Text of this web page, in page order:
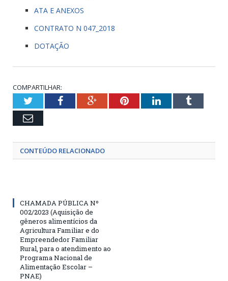
ATA E ANEXOS
CONTRATO N 047_2018
DOTAÇÃO
COMPARTILHAR:
TwitterFacebookGoogle+PinterestLinkedInTumblr
Email
CONTEÚDO RELACIONADO
CHAMADA PÚBLICA Nº
002/2023 (Aquisição de
gêneros alimentícios da
Agricultura Familiar e do
Empreendedor Familiar
Rural, para o atendimento ao
Programa Nacional de
Alimentação Escolar –
PNAE)